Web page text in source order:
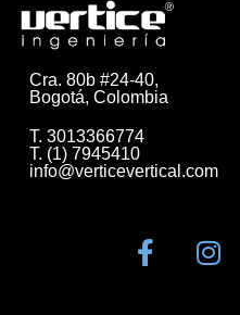
Cra. 80b #24-40,
Bogotá, Colombia
T. 3013366774
T. (1) 7945410
info@verticevertical.com